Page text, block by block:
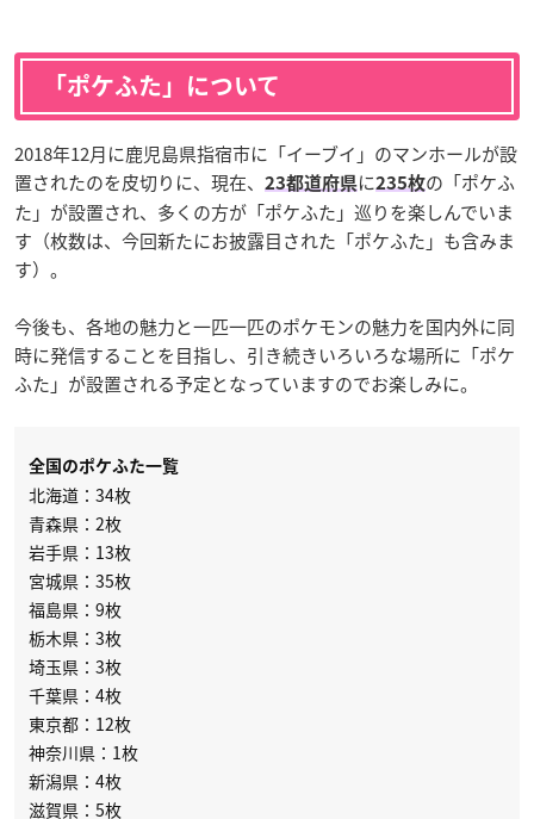
「ポケふた」について
2018年12月に鹿児島県指宿市に「イーブイ」のマンホールが設
置されたのを皮切りに、現在、
23都道府県に235枚の「ポケふ
た」が設置され、多くの方が「ポケふた」巡りを楽しんでいま
す（枚数は、今回新たにお披露目された「ポケふた」も含みま
す）。
今後も、各地の魅力と一匹一匹のポケモンの魅力を国内外に同
時に発信することを目指し、引き続きいろいろな場所に「ポケ
ふた」が設置される予定となっていますのでお楽しみに。
全国のポケふた一覧
北海道：34枚
青森県：2枚
岩手県：13枚
宮城県：35枚
福島県：9枚
栃木県：3枚
埼玉県：3枚
千葉県：4枚
東京都：12枚
神奈川県：1枚
新潟県：4枚
滋賀県：5枚